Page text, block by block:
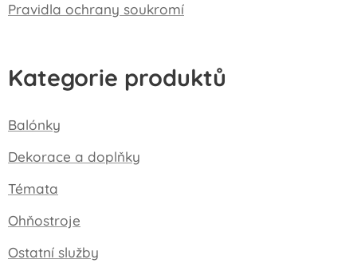
Pravidla ochrany soukromí
Kategorie produktů
Balónky
Dekorace a doplňky
Témata
Ohňostroje
Ostatní služby